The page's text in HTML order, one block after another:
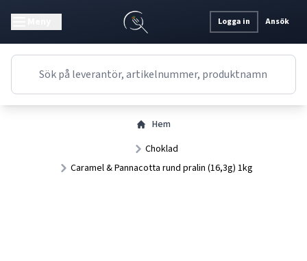
Logga in Ansök
Hem
Choklad
Caramel & Pannacotta rund pralin (16,3g) 1kg